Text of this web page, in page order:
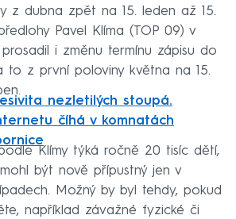
z dubna zpět na 15. leden až 15.
Pavel Klíma (TOP 09) v
i změnu termínu zápisu do
to z první poloviny května na 15.
nezletilých stoupá.
číhá v komnatách
Klímy týká ročně 20 tisíc dětí,
být nově přípustný jen v
Možný by byl tehdy, pokud
například závažné fyzické či